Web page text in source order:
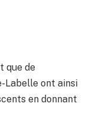
que de
Labelle ont ainsi
en donnant